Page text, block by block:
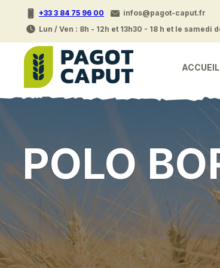
+33 3 84 75 96 00
infos@pagot-caput.fr
Lun / Ven : 8h - 12h et 13h30 - 18 h et le samedi
ACCUEIL
POLO